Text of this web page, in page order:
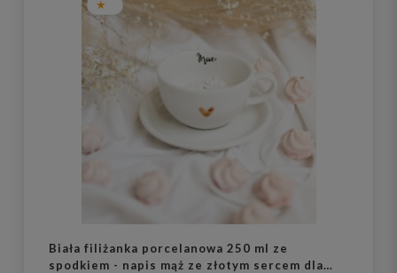
Biała filiżanka porcelanowa 250 ml ze
spodkiem - napis mąż ze złotym sercem dla